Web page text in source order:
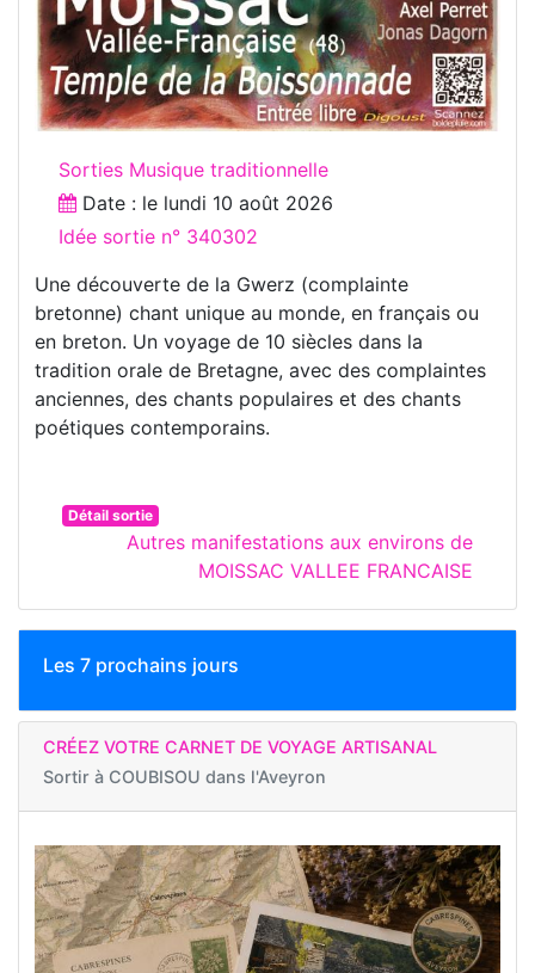
Sorties Musique traditionnelle
Date : le lundi 10 août 2026
Idée sortie n° 340302
Une découverte de la Gwerz (complainte
bretonne) chant unique au monde, en français ou
en breton. Un voyage de 10 siècles dans la
tradition orale de Bretagne, avec des complaintes
anciennes, des chants populaires et des chants
poétiques contemporains.
Détail sortie
Autres manifestations aux environs de
MOISSAC VALLEE FRANCAISE
Les 7 prochains jours
CRÉEZ VOTRE CARNET DE VOYAGE ARTISANAL
Sortir à COUBISOU dans l'Aveyron